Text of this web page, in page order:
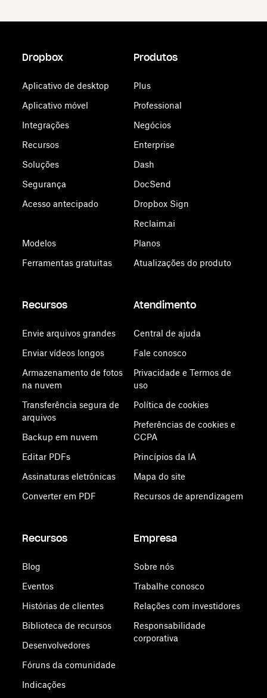
Dropbox
Aplicativo de desktop
Aplicativo móvel
Integrações
Recursos
Soluções
Segurança
Acesso antecipado
Modelos
Ferramentas gratuitas
Produtos
Plus
Professional
Negócios
Enterprise
Dash
DocSend
Dropbox Sign
Reclaim.ai
Planos
Atualizações do produto
Recursos
Envie arquivos grandes
Enviar vídeos longos
Armazenamento de fotos
na nuvem
Transferência segura de
arquivos
Backup em nuvem
Editar PDFs
Assinaturas eletrônicas
Converter em PDF
Atendimento
Central de ajuda
Fale conosco
Privacidade e Termos de
uso
Política de cookies
Preferências de cookies e
CCPA
Princípios da IA
Mapa do site
Recursos de aprendizagem
Recursos
Blog
Eventos
Histórias de clientes
Biblioteca de recursos
Desenvolvedores
Fóruns da comunidade
Indicações
Empresa
Sobre nós
Trabalhe conosco
Relações com investidores
Responsabilidade
corporativa